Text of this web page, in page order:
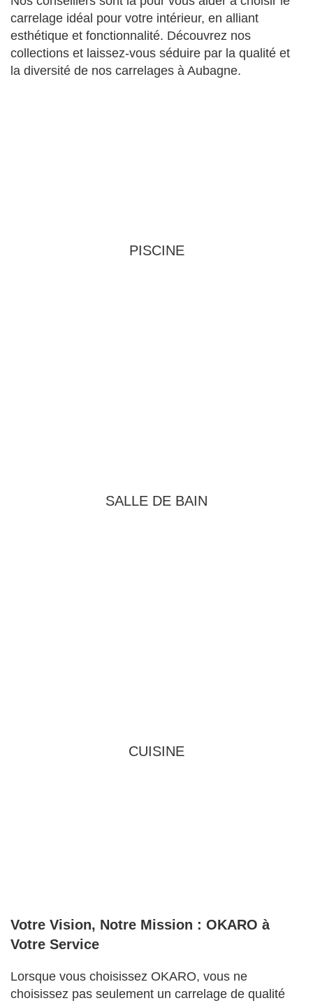
carrelage idéal pour votre intérieur, en alliant
esthétique et fonctionnalité. Découvrez nos
collections et laissez-vous séduire par la qualité et
la diversité de nos carrelages à Aubagne.
PISCINE
SALLE DE BAIN
CUISINE
Votre Vision, Notre Mission : OKARO à
Votre Service
Lorsque vous choisissez OKARO, vous ne
choisissez pas seulement un carrelage de qualité